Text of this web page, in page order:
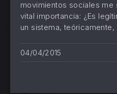
movimientos sociales me
vital importancia: ¿Es
un sistema,
04/04/2015